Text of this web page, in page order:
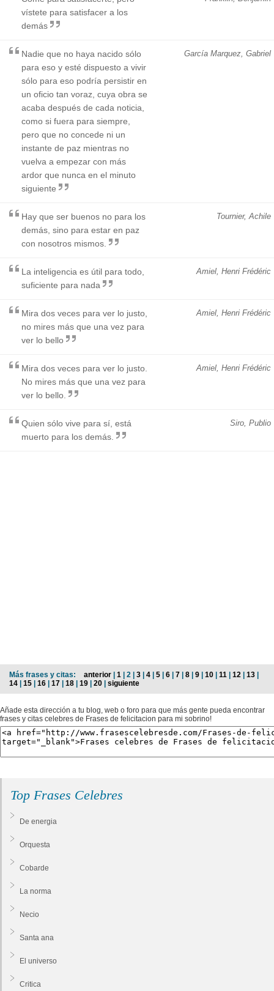
vístete para satisfacer a los
demás
García Marquez, Gabriel
Nadie que no haya nacido sólo
para eso y esté dispuesto a vivir
sólo para eso podría persistir en
un oficio tan voraz, cuya obra se
acaba después de cada noticia,
como si fuera para siempre,
pero que no concede ni un
instante de paz mientras no
vuelva a empezar con más
ardor que nunca en el minuto
siguiente
Tournier, Achile
Hay que ser buenos no para los
demás, sino para estar en paz
con nosotros mismos.
Amiel, Henri Frédéric
La inteligencia es útil para todo,
suficiente para nada
Amiel, Henri Frédéric
Mira dos veces para ver lo justo,
no mires más que una vez para
ver lo bello
Amiel, Henri Frédéric
Mira dos veces para ver lo justo.
No mires más que una vez para
ver lo bello.
Siro, Publio
Quien sólo vive para sí, está
muerto para los demás.
Más frases y citas: anterior | 1 | 2 | 3 | 4 | 5 | 6 | 7 | 8 | 9 | 10 | 11 | 12 | 13 |
14 | 15 | 16 | 17 | 18 | 19 | 20 | siguiente
Añade esta dirección a tu blog, web o foro para que más gente pueda encontrar
frases y citas celebres de Frases de felicitacion para mi sobrino!
Top Frases Celebres
De energia
Orquesta
Cobarde
La norma
Necio
Santa ana
El universo
Critica